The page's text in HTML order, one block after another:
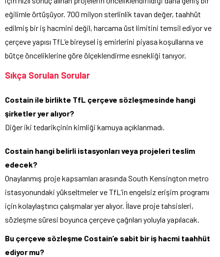
eğilimle örtüşüyor. 700 milyon sterlinlik tavan değer, taahhüt
edilmiş bir iş hacmini değil, harcama üst limitini temsil ediyor ve
çerçeve yapısı TfL’e bireysel iş emirlerini piyasa koşullarına ve
bütçe önceliklerine göre ölçeklendirme esnekliği tanıyor.
Sıkça Sorulan Sorular
Costain ile birlikte TfL çerçeve sözleşmesinde hangi
şirketler yer alıyor?
Diğer iki tedarikçinin kimliği kamuya açıklanmadı.
Costain hangi belirli istasyonları veya projeleri teslim
edecek?
Onaylanmış proje kapsamları arasında South Kensington metro
istasyonundaki yükseltmeler ve TfL’in engelsiz erişim programı
için kolaylaştırıcı çalışmalar yer alıyor. İlave proje tahsisleri,
sözleşme süresi boyunca çerçeve çağrıları yoluyla yapılacak.
Bu çerçeve sözleşme Costain’e sabit bir iş hacmi taahhüt
ediyor mu?